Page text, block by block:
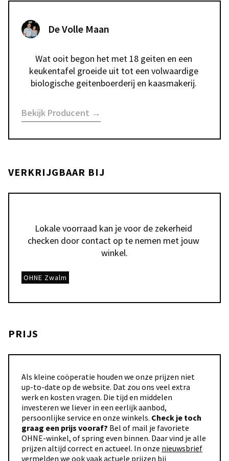
De Volle Maan
Wat ooit begon het met 18 geiten en een
keukentafel groeide uit tot een volwaardige
biologische geitenboerderij en kaasmakerij.
Bekijk Producent →
VERKRIJGBAAR BIJ
Lokale voorraad kan je voor de zekerheid
checken door contact op te nemen met jouw
winkel.
OHNE Zwalm
PRIJS
Als kleine coöperatie houden we onze prijzen niet
up-to-date op de website. Dat zou ons veel extra
werk en kosten vragen. Die tijd en middelen
investeren we liever in een eerlijk aanbod,
persoonlijke service en onze winkels. Check je toch
graag een prijs vooraf? Bel of mail je favoriete
OHNE-winkel, of spring even binnen. Daar vind je alle
prijzen altijd correct en actueel. In onze nieuwsbrief
vermelden we ook vaak actuele prijzen bij